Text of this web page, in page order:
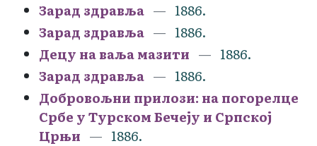
Зарад здравља
1886.
Зарад здравља
1886.
Децу на ваља мазити
1886.
Зарад здравља
1886.
Добровољни прилози: на погорелце
Србе у Турском Бечеју и Српској
Црњи
1886.